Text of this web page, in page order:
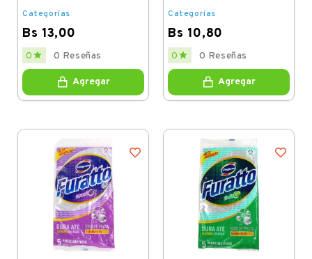
Categorías
Bs 13,00
Price
0  0 Reseñas
Agregar
Categorías
Bs 10,80
Price
0  0 Reseñas
Agregar